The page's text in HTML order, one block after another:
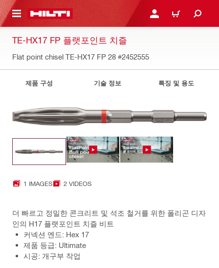
으로 건너뛰기 로그인 또는 회원가입
장바구니
TE-HX17 FP 플랫포인트 치즐
Flat point chisel TE-HX17 FP 28 #2452555
제품 구성 기술 정보 특징 및 용도
1 IMAGES 2 VIDEOS
더 빠르고 정밀한 콘크리트 및 석조 철거를 위한 폴리곤 디자
인의 H17 플랫포인트 치즐 비트
커넥션 엔드: Hex 17
제품 등급: Ultimate
시공: 개구부 작업